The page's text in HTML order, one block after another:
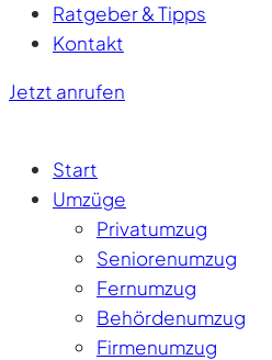
Ratgeber & Tipps
Kontakt
Jetzt anrufen
Start
Umzüge
Privatumzug
Seniorenumzug
Fernumzug
Behördenumzug
Firmenumzug